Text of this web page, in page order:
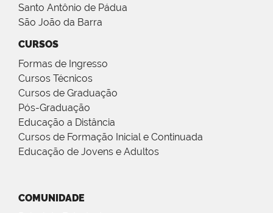
Santo Antônio de Pádua
São João da Barra
CURSOS
Formas de Ingresso
Cursos Técnicos
Cursos de Graduação
Pós-Graduação
Educação a Distância
Cursos de Formação Inicial e Continuada
Educação de Jovens e Adultos
COMUNIDADE